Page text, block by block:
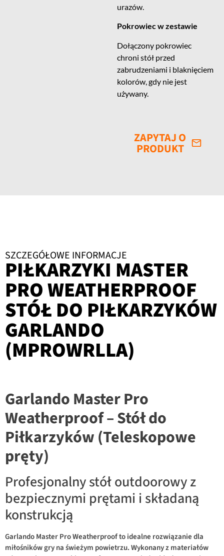
urazów.
Pokrowiec w zestawie
Dołączony pokrowiec
chroni stół przed
zabrudzeniami i blaknięciem
kolorów, gdy nie jest
używany.
Alternative:
ZAPYTAJ O
PRODUKT
SZCZEGÓŁOWE INFORMACJE
PIŁKARZYKI MASTER
PRO WEATHERPROOF
STÓŁ DO PIŁKARZYKÓW
GARLANDO
(MPROWRLLA)
Garlando Master Pro
Weatherproof – Stół do
Piłkarzyków (Teleskopowe
pręty)
Profesjonalny stół outdoorowy z
bezpiecznymi prętami i składaną
konstrukcją
Garlando Master Pro Weatherproof to idealne rozwiązanie dla
miłośników gry na świeżym powietrzu. Wykonany z materiałów